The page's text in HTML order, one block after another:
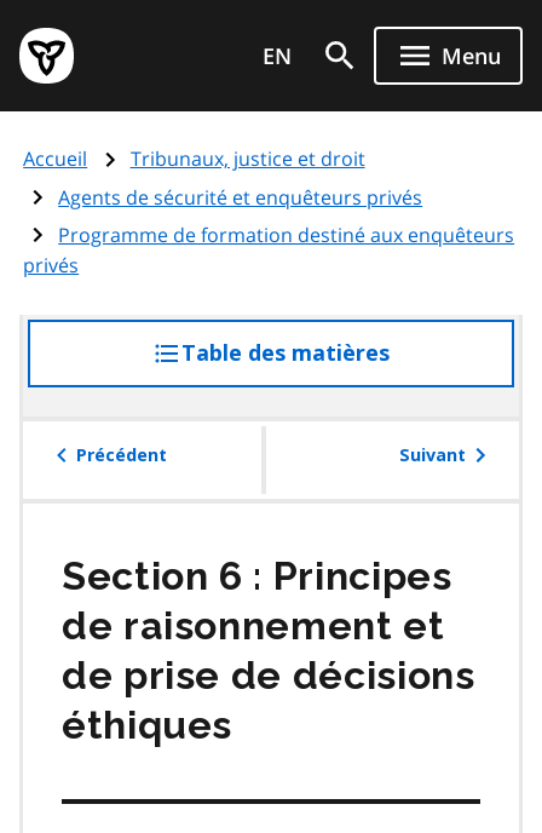
au
contenu
principal
Page
d'accueil
de
l'Ontario
EN Menu
Accueil
Tribunaux, justice et droit
Agents de sécurité et enquêteurs privés
Programme de formation destiné aux enquêteurs
privés
Table des matières
à
table
Précédent Suivant
Section 6 : Principes
de raisonnement et
de prise de décisions
éthiques